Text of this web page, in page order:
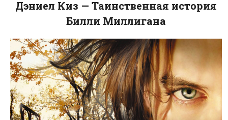
Дэниел Киз — Таинственная история
Билли Миллигана